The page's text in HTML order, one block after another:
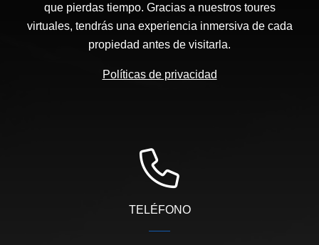
que pierdas tiempo. Gracias a nuestros toures
virtuales, tendrás una experiencia inmersiva de cada
propiedad antes de visitarla.
Políticas de privacidad
TELÉFONO